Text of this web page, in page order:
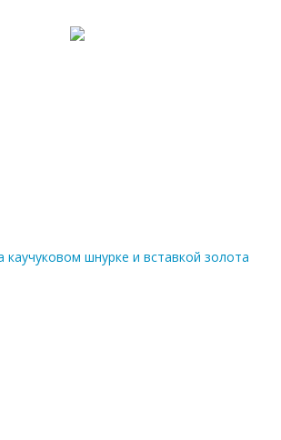
каучуковом шнурке и вставкой золота